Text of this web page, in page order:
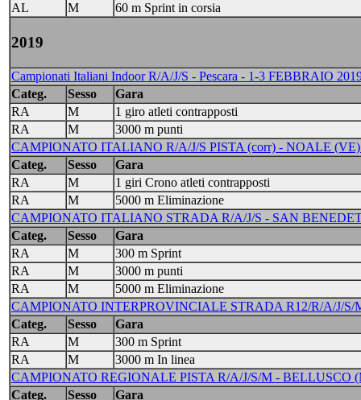
AL
M 60 m Sprint in corsia
2019
Campionati Italiani Indoor R/A/J/S - Pescara - 1-3 FEBBRAIO
Categ.
Sesso
Gara
RA
M
1 giro atleti contrapposti
RA
M
3000 m punti
CAMPIONATO ITALIANO R/A/J/S PISTA (corr) - NOALE
Categ.
Sesso
Gara
RA
M
1 giri Crono atleti contrapposti
RA
M
5000 m Eliminazione
CAMPIONATO ITALIANO STRADA R/A/J/S - SAN
Categ.
Sesso
Gara
RA
M
300 m Sprint
RA
M
3000 m punti
RA
M
5000 m Eliminazione
CAMPIONATO INTERPROVINCIALE STRADA R12/R/A/J/
Categ.
Sesso
Gara
RA
M
300 m Sprint
RA
M
3000 m In linea
CAMPIONATO REGIONALE PISTA R/A/J/S/M - BELLUSCO
Categ.
Sesso Gara